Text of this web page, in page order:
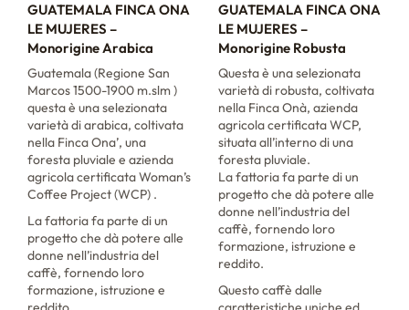
GUATEMALA FINCA ONA
LE MUJERES –
Monorigine Arabica
Guatemala (Regione San
Marcos 1500-1900 m.slm )
questa è una selezionata
varietà di arabica, coltivata
nella Finca Ona’, una
foresta pluviale e azienda
agricola certificata Woman’s
Coffee Project (WCP) .
La fattoria fa parte di un
progetto che dà potere alle
donne nell’industria del
caffè, fornendo loro
formazione, istruzione e
GUATEMALA FINCA ONA
LE MUJERES –
Monorigine Robusta
Questa è una selezionata
varietà di robusta, coltivata
nella Finca Onà, azienda
agricola certificata WCP,
situata all’interno di una
foresta pluviale.
La fattoria fa parte di un
progetto che dà potere alle
donne nell’industria del
caffè, fornendo loro
formazione, istruzione e
reddito.
Questo caffè dalle